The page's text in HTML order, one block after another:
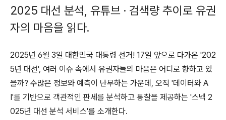
2025 대선 분석, 유튜브 · 검색량 추이로 유권
자의 마음을 읽다.
2025년 6월 3일 대한민국 대통령 선거! 17일 앞으로 다가온 '202
5년 대선', 여러 이슈 속에서 유권자들의 마음은 어디로 향하고 있
을까? 수많은 정보와 예측이 난무하는 가운데, 오직 '데이터와 A
I'를 기반으로 객관적인 판세를 분석하고 통찰을 제공하는 '스넥 2
025년 대선 분석 서비스'를 소개한다.